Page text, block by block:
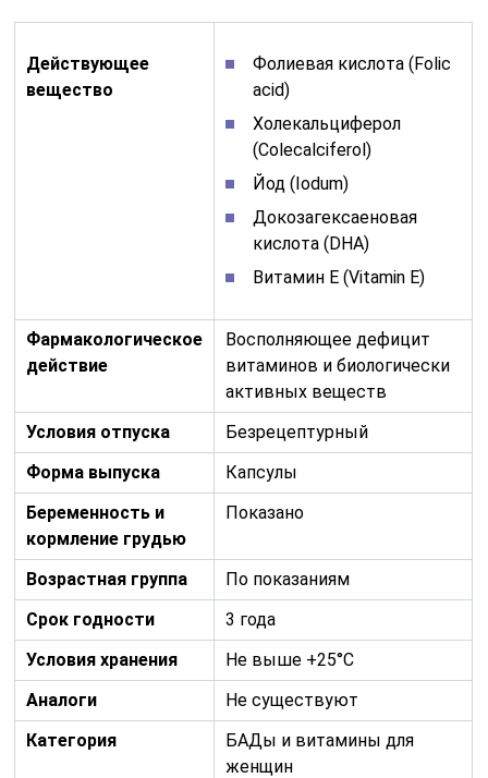
Действующее
вещество
Фолиевая кислота (Folic
acid)
Холекальциферол
(Colecalciferol)
Йод (Iodum)
Докозагексаеновая
кислота (DHA)
Витамин E (Vitamin E)
Фармакологическое
действие
Восполняющее дефицит
витаминов и биологически
активных веществ
Условия отпуска
Безрецептурный
Форма выпуска
Капсулы
Беременность и
кормление грудью
Показано
Возрастная группа
По показаниям
Срок годности
3 года
Условия хранения
Не выше +25°С
Аналоги
Не существуют
Категория
БАДы и витамины для
женщин